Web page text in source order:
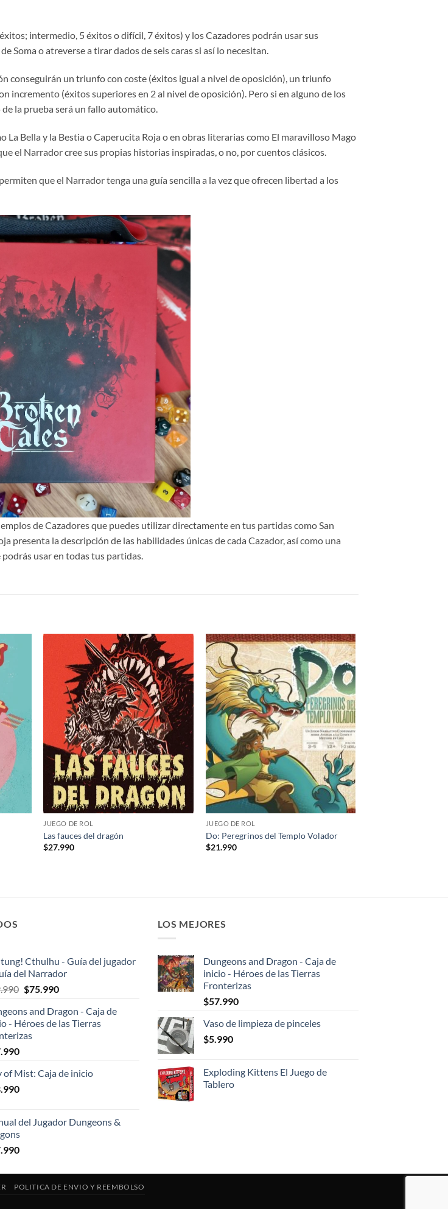
intermedio, 5 éxitos o difícil, 7 éxitos) y los Cazadores podrán usar sus
Soma o atreverse a tirar dados de seis caras si así lo necesitan.
conseguirán un triunfo con coste (éxitos igual a nivel de oposición), un triunfo
incremento (éxitos superiores en 2 al nivel de oposición). Pero si en alguno de los
la prueba será un fallo automático.
Bella y la Bestia o Caperucita Roja o en obras literarias como El maravilloso Mago
el Narrador cree sus propias historias inspiradas, o no, por cuentos clásicos.
que el Narrador tenga una guía sencilla a la vez que ofrecen libertad a los
de Cazadores que puedes utilizar directamente en tus partidas como San
presenta la descripción de las habilidades únicas de cada Cazador, así como una
usar en todas tus partidas.
Añadir
a la
Añadir
a la
lista de
deseos
JUEGO DE ROL
Las fauces del dragón
$27.990
Añadir
a la
lista de
deseos
JUEGO DE ROL
Do: Peregrinos del Templo Volador
$21.990
Cthulhu - Guía del jugador
del Narrador
El
original
era:
$89.990.
$75.990El
actual
es:
and Dragon - Caja de
- Héroes de las Tierras
of Mist: Caja de inicio
del Jugador Dungeons &
LOS MEJORES
Dungeons and Dragon - Caja de
inicio - Héroes de las Tierras
Fronterizas
$57.990
Vaso de limpieza de pinceles
$5.990
Exploding Kittens El Juego de
Tablero
POLITICA DE ENVIO Y REEMBOLSO